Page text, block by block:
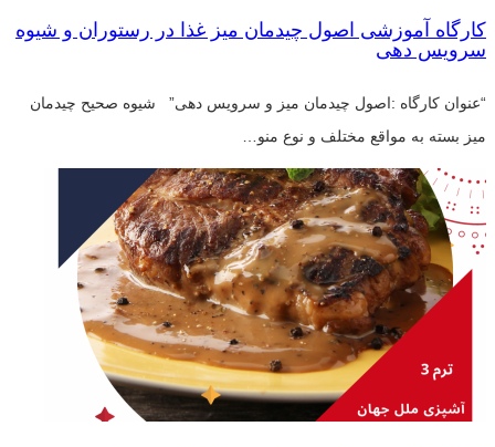
کارگاه آموزشی اصول چیدمان میز غذا در رستوران و شیوه
سرویس دهی
“عنوان کارگاه :اصول چیدمان میز و سرویس دهی” شیوه صحیح چیدمان
میز بسته به مواقع مختلف و نوع منو…